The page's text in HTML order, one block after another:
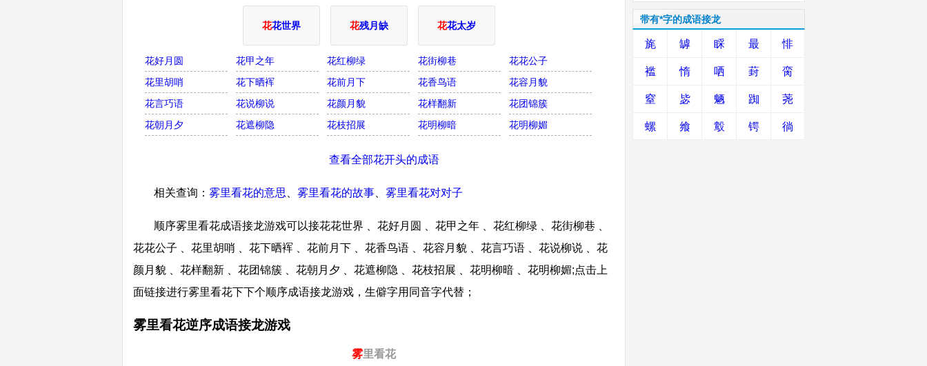
花花世界 花残月缺 花花太岁
花好月圆 花甲之年 花红柳绿 花街柳巷
花花公子
花里胡哨
花下晒裈 花前月下 花香鸟语
花容月貌
花言巧语
花说柳说 花颜月貌 花样翻新
花团锦簇
花朝月夕
花遮柳隐 花枝招展 花明柳暗 花明柳媚
查看全部花开头的成语
相关查询： 雾里看花的意思 雾里看花的故事 雾里看花对对子
顺序雾里看花成语接龙游戏可以接花花世界 、花好月圆 、花甲之年 、花红柳绿 、花街柳巷 、
花花公子 、花里胡哨 、花下晒裈 、花前月下 、花香鸟语 、花容月貌 、花言巧语 、花说柳说 、花
颜月貌 、花样翻新 、花团锦簇 、花朝月夕 、花遮柳隐 、花枝招展 、花明柳暗 、花明柳媚;点击上
面链接进行雾里看花下下个顺序成语接龙游戏，生僻字用同音字代替；
雾里看花逆序成语接龙游戏
雾里看花
带有*字的成语接龙
旄 罅 睬 最 悱
褴 惰 哂 葑 脔
窒 毖 魉 踟 荛
螺 飨 鷇 锷 徜